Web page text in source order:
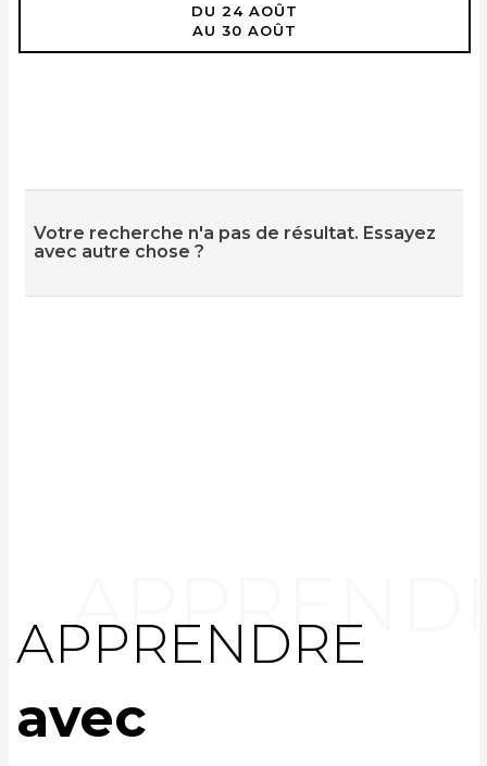
DU 24 AOÛT
AU 30 AOÛT
Votre recherche n'a pas de résultat. Essayez
avec autre chose ?
APPRENDRE
avec